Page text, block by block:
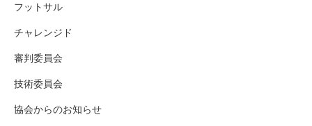
フットサル
チャレンジド
審判委員会
技術委員会
協会からのお知らせ